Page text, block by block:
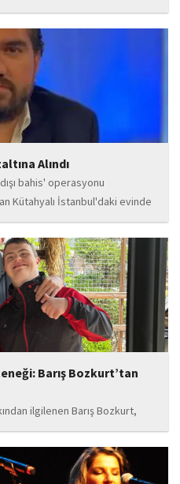
da dikkat çeken Kalaycı,
Alındı
bahis' operasyonu
Kütahyalı İstanbul'daki evinde
Barış Bozkurt’tan
ilgilenen Barış Bozkurt,
hem eğitim camiasının hem de
yaşattığın mutluluk en güzel